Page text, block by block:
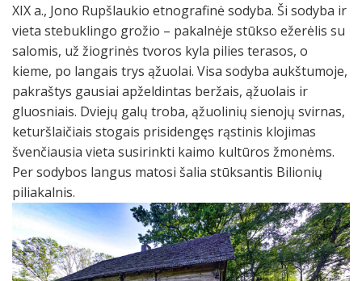
XIX a., Jono Rupšlaukio etnografinė sodyba. Ši sodyba ir
vieta stebuklingo grožio – pakalnėje stūkso ežerėlis su
salomis, už žiogrinės tvoros kyla pilies terasos, o
kieme, po langais trys ąžuolai. Visa sodyba aukštumoje,
pakraštys gausiai apželdintas beržais, ąžuolais ir
gluosniais. Dviejų galų troba, ąžuolinių sienojų svirnas,
keturšlaičiais stogais prisidengęs rąstinis klojimas
švenčiausia vieta susirinkti kaimo kultūros žmonėms.
Per sodybos langus matosi šalia stūksantis Bilionių
piliakalnis.